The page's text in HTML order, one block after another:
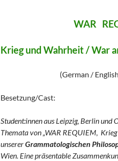
WAR
Krieg und Wahrheit / War
(German /
Besetzung/Cast:
Student:innen aus Leipzig, Berlin und
Themata von „WAR REQUIEM,
unsererGrammatologischen
Wien. Eine präsentable